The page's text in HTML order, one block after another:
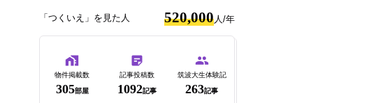
「つくいえ」を見た人 520,000 人/年
物件掲載数
305部屋
記事投稿数
1092記事
筑波大生体験記
263記事